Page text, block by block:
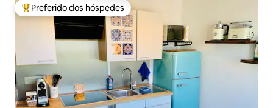
Entre os melhores preferidos dos hóspedes
Preferido dos hóspedes